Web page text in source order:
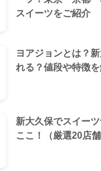
スイーツをご紹介
ヨアジョンとは？
れる？値段や特徴を
新大久保でスイー
ここ！（厳選20店舗